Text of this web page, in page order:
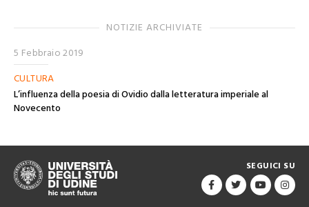
NOTIZIE ARCHIVIATE
5 Febbraio 2019
CULTURA
L’influenza della poesia di Ovidio dalla letteratura imperiale al
Novecento
SEGUICI SU